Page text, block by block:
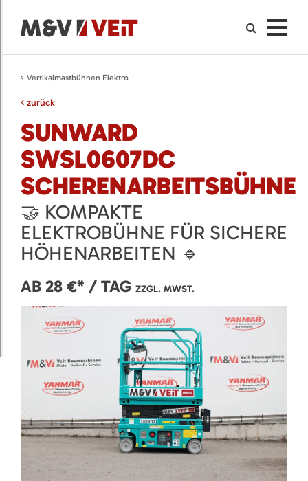
Vertikalmastbühnen Elektro
zurück
SUNWARD
SWSL0607DC
SCHERENARBEITSBÜHNE
🤝 KOMPAKTE
ELEKTROBÜHNE FÜR SICHERE
HÖHENARBEITEN 🔹
AB 28 €* / TAG ZZGL. MWST.